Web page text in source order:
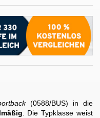
(0588/BUS) in die
. Die Typklasse weist